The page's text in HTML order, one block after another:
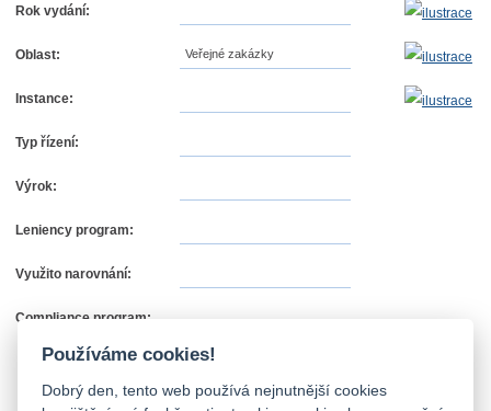
Rok vydání:
Oblast: Veřejné zakázky
Instance:
Typ řízení:
Výrok:
Leniency program:
Využito narovnání:
Compliance program:
Používáme cookies!
Dobrý den, tento web používá nejnutnější cookies